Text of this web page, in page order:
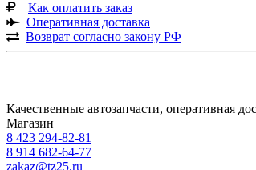
Как оплатить заказ
Оперативная доставка
Возврат согласно закону РФ
Качественные автозапчасти, оперативная
Магазин
8 423 294-82-81
8 914 682-64-77
zakaz@tz25.ru